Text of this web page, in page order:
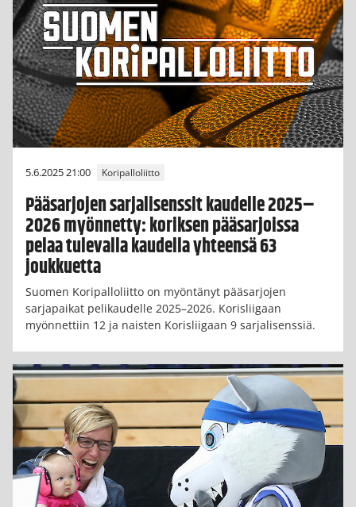
5.6.2025 21:00 Koripalloliitto
Pääsarjojen sarjalisenssit kaudelle 2025–
2026 myönnetty: koriksen pääsarjoissa
pelaa tulevalla kaudella yhteensä 63
joukkuetta
Suomen Koripalloliitto on myöntänyt pääsarjojen
sarjapaikat pelikaudelle 2025–2026. Korisliigaan
myönnettiin 12 ja naisten Korisliigaan 9 sarjalisenssiä.